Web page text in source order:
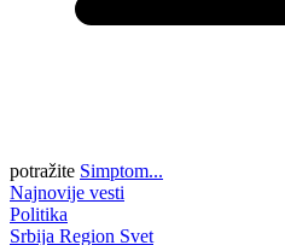
potražite Simptom...
Najnovije vesti
Politika
Srbija Region Svet